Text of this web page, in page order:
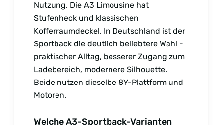
Nutzung. Die A3 Limousine hat
Stufenheck und klassischen
Kofferraumdeckel. In Deutschland ist der
Sportback die deutlich beliebtere Wahl -
praktischer Alltag, besserer Zugang zum
Ladebereich, modernere Silhouette.
Beide nutzen dieselbe 8Y-Plattform und
Motoren.
Welche A3-Sportback-Varianten